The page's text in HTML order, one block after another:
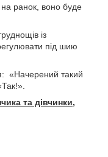
ранок, воно буде
із
під шию
«Начерений такий
та дівчинки,